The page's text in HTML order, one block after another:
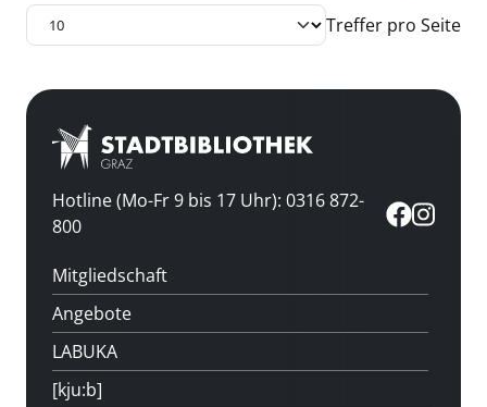
Treffer pro Seite
Hotline (Mo-Fr 9 bis 17 Uhr): 0316 872-
800
Mitgliedschaft
Angebote
LABUKA
[kju:b]